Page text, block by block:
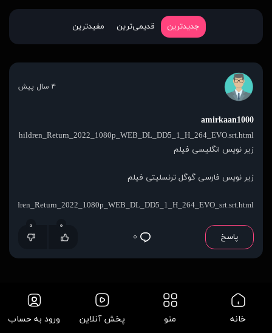
جدیدترین قدیمی‌ترین مفیدترین
amirkaan1000
زیر نویس انگلیسی فیلم
زیر نویس فارسی گوگل ترنسلیتی فیلم
پاسخ ۰
۰ ۰
۴ سال پیش
خانه منو پخش آنلاین ورود به حساب